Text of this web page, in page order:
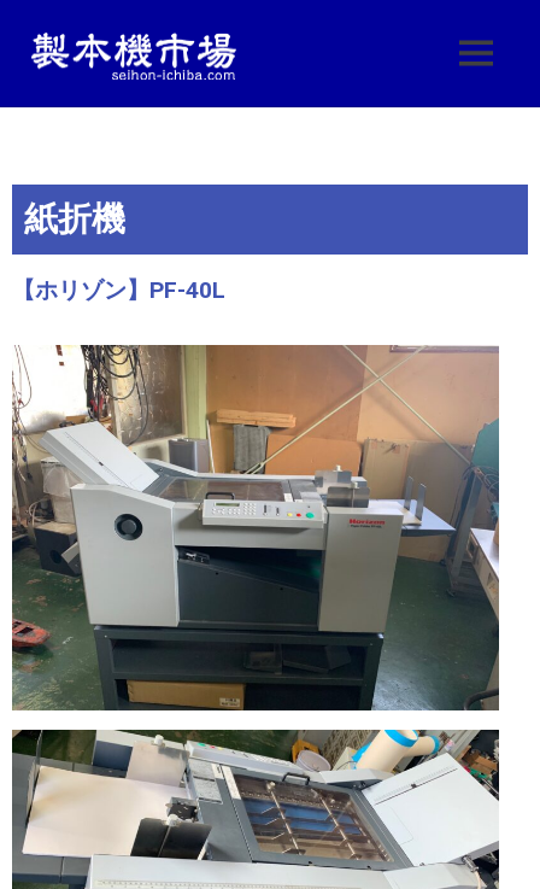
本
|
製
本
機
械
の
中
古
販
売
本
製
本
機
印
の
中
古
販
売
し
っ
か
り
と
し
た
メ
テ
ナ
ン
ス
で
お
紙折機
【ホリゾン】PF-40L